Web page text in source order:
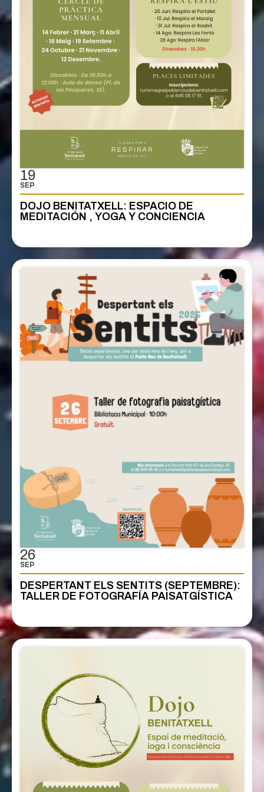
19
SEP
DOJO BENITATXELL: ESPACIO DE
MEDITACIÓN , YOGA Y CONCIENCIA
26
SEP
DESPERTANT ELS SENTITS (SEPTEMBRE):
TALLER DE FOTOGRAFÍA PAISATGÍSTICA